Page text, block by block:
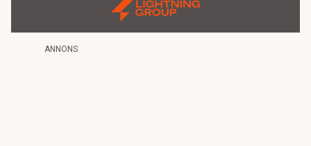
ANNONS